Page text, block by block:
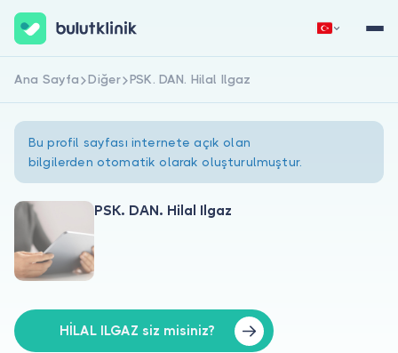
Hakkımızda
Doktorlar için
Hemen Kaydol
Ana Sayfa Diğer PSK. DAN. Hilal Ilgaz
Bu profil sayfası internete açık olan
bilgilerden otomatik olarak oluşturulmuştur.
PSK. DAN. Hilal Ilgaz
HİLAL ILGAZ siz misiniz?